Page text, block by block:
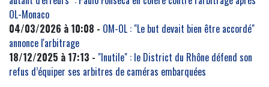
OL-Monaco
04/03/2026 à 10:08 - OM-OL : "Le but devait bien être accordé"
annonce l'arbitrage
18/12/2025 à 17:13 - "Inutile" : le District du Rhône défend son
refus d’équiper ses arbitres de caméras embarquées